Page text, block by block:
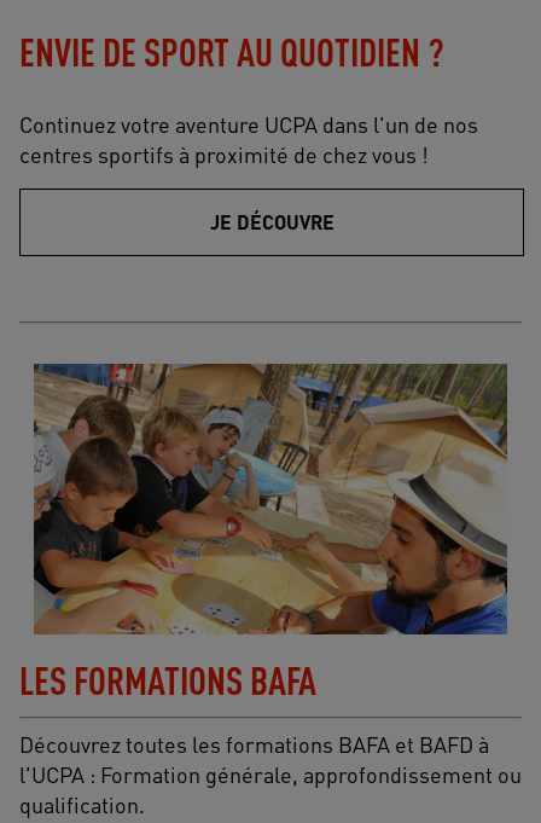
ENVIE DE SPORT AU QUOTIDIEN ?
Continuez votre aventure UCPA dans l'un de nos
centres sportifs à proximité de chez vous !
JE DÉCOUVRE
LES FORMATIONS BAFA
Découvrez toutes les formations BAFA et BAFD à
l'UCPA : Formation générale, approfondissement ou
qualification.